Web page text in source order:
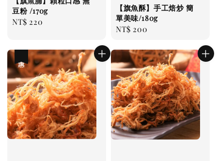
豆粉 /170g
Regular
NT$ 220
【旗魚酥】手工焙炒 簡
單美味/180g
Regular
NT$ 200